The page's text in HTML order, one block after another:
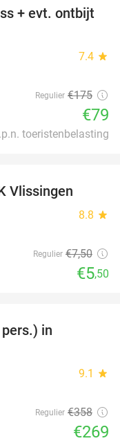
55%
+ evt. ontbijt
7.4 star
Regulier €175
€79
toeristenbelasting
Vlissingen
8.8 star
Regulier €7,50
€5,50
in
9.1 star
Regulier €358
€269